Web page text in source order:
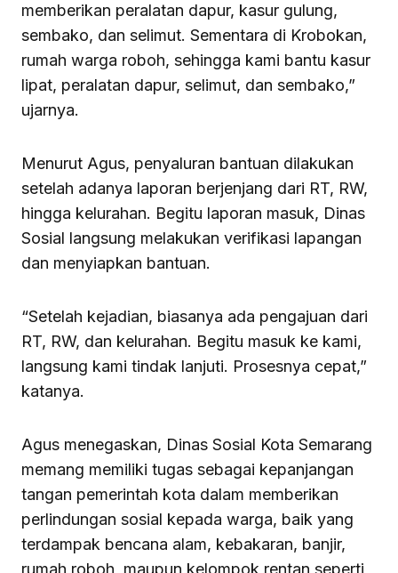
memberikan peralatan dapur, kasur gulung,
sembako, dan selimut. Sementara di Krobokan,
rumah warga roboh, sehingga kami bantu kasur
lipat, peralatan dapur, selimut, dan sembako,”
ujarnya.
Menurut Agus, penyaluran bantuan dilakukan
setelah adanya laporan berjenjang dari RT, RW,
hingga kelurahan. Begitu laporan masuk, Dinas
Sosial langsung melakukan verifikasi lapangan
dan menyiapkan bantuan.
“Setelah kejadian, biasanya ada pengajuan dari
RT, RW, dan kelurahan. Begitu masuk ke kami,
langsung kami tindak lanjuti. Prosesnya cepat,”
katanya.
Agus menegaskan, Dinas Sosial Kota Semarang
memang memiliki tugas sebagai kepanjangan
tangan pemerintah kota dalam memberikan
perlindungan sosial kepada warga, baik yang
terdampak bencana alam, kebakaran, banjir,
rumah roboh, maupun kelompok rentan seperti